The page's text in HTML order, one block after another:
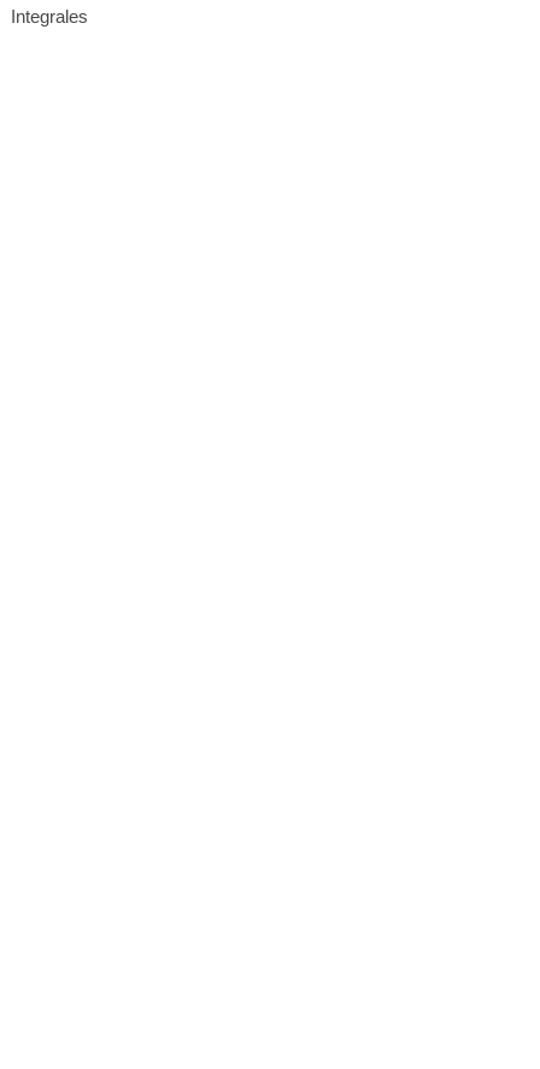
Integrales